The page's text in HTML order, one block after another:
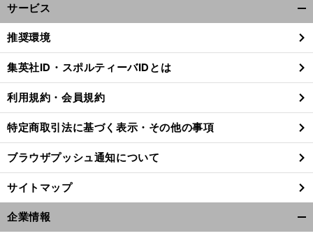
サービス
閉
る
推奨環境
集英社ID・スポルティーバIDとは
利用規約・会員規約
特定商取引法に基づく表示・その他の事項
ブラウザプッシュ通知について
サイトマップ
企業情報